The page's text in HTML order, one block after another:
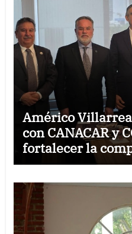
Américo
con CANACAR y
fortalecer la
Tamaulipas